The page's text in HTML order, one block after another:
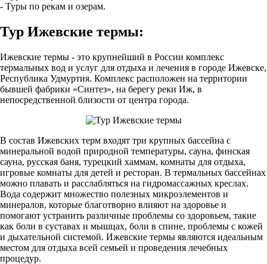
- Туры по рекам и озерам.
Тур Ижевские термы:
Ижевские термы - это крупнейший в России комплекс
термальных вод и услуг для отдыха и лечения в городе Ижевске,
Республика Удмуртия. Комплекс расположен на территории
бывшей фабрики «Синтез», на берегу реки Иж, в
непосредственной близости от центра города.
В состав Ижевских терм входят три крупных бассейна с
минеральной водой природной температуры, сауна, финская
сауна, русская баня, турецкий хаммам, комнаты для отдыха,
игровые комнаты для детей и ресторан. В термальных бассейнах
можно плавать и расслабляться на гидромассажных креслах.
Вода содержит множество полезных микроэлементов и
минералов, которые благотворно влияют на здоровье и
помогают устранить различные проблемы со здоровьем, такие
как боли в суставах и мышцах, боли в спине, проблемы с кожей
и дыхательной системой. Ижевские термы являются идеальным
местом для отдыха всей семьей и проведения лечебных
процедур.